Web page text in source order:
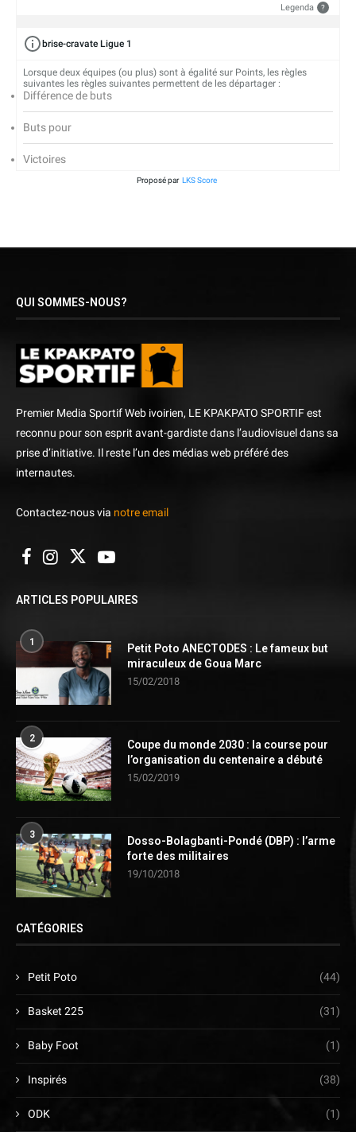
Legenda ?
brise-cravate Ligue 1
Lorsque deux équipes (ou plus) sont à égalité sur Points, les règles
suivantes les règles suivantes permettent de les départager :
Différence de buts
Buts pour
Victoires
Proposé par LKS Score
QUI SOMMES-NOUS?
Premier Media Sportif Web ivoirien, LE KPAKPATO SPORTIF est
reconnu pour son esprit avant-gardiste dans l’audiovisuel dans sa
prise d’initiative. Il reste l’un des médias web préféré des
internautes.
Contactez-nous via notre email
ARTICLES POPULAIRES
1
Petit Poto ANECTODES : Le fameux but
miraculeux de Goua Marc
15/02/2018
2
Coupe du monde 2030 : la course pour
l’organisation du centenaire a débuté
15/02/2019
3
Dosso-Bolagbanti-Pondé (DBP) : l’arme
forte des militaires
19/10/2018
CATÉGORIES
Petit Poto (44)
Basket 225 (31)
Baby Foot (1)
Inspirés (38)
ODK (1)